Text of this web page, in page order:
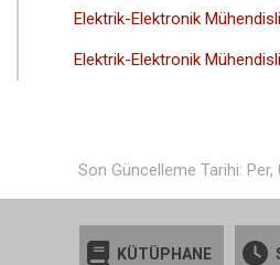
Elektrik-Elektronik
Elektrik-Elektronik
Son Güncelleme Tarihi:
KÜTÜPHANE